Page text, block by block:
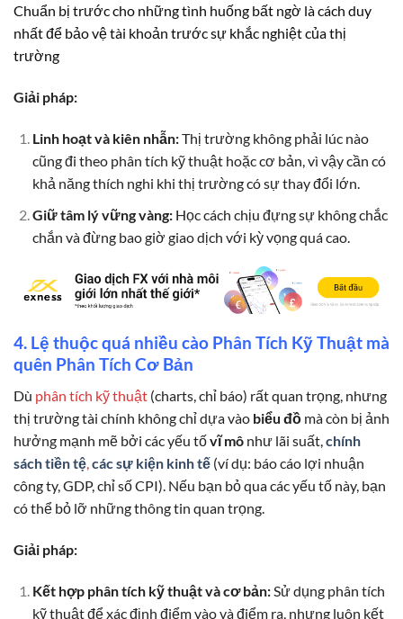
Chuẩn bị trước cho những tình huống bất ngờ là cách duy
nhất để bảo vệ tài khoản trước sự khắc nghiệt của thị
trường
Giải pháp:
Linh hoạt và kiên nhẫn:Thị trường không phải lúc nào
cũng đi theo phân tích kỹ thuật hoặc cơ bản, vì vậy cần có
khả năng thích nghi khi thị trường có sự thay đổi lớn.
Giữ tâm lý vững vàng:Học cách chịu đựng sự không chắc
chắn và đừng bao giờ giao dịch với kỳ vọng quá cao.
4. Lệ thuộc quá nhiều cào Phân Tích Kỹ Thuật mà
quên Phân Tích Cơ Bản
Dù phân tích kỹ thuật (charts, chỉ báo) rất quan trọng, nhưng
thị trường tài chính không chỉ dựa vào biểu đồ mà còn bị ảnh
hưởng mạnh mẽ bởi các yếu tốvĩ mô như lãi suất,chính
sách tiền tệ,các sự kiện kinh tế (ví dụ: báo cáo lợi nhuận
công ty, GDP, chỉ số CPI). Nếu bạn bỏ qua các yếu tố này, bạn
có thể bỏ lỡ những thông tin quan trọng.
Giải pháp:
Kết hợp phân tích kỹ thuật và cơ bản:Sử dụng phân tích
kỹ thuật để xác định điểm vào và điểm ra, nhưng luôn kết